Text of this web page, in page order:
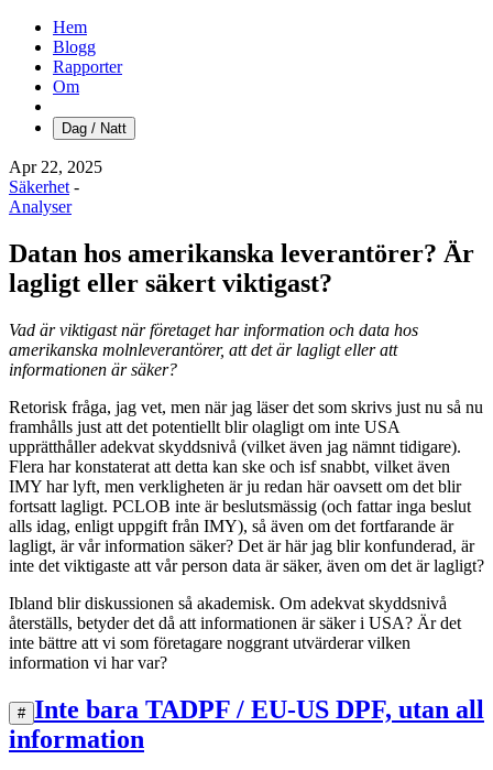
Hem
Blogg
Rapporter
Om
Dag / Natt
Apr 22, 2025
Säkerhet -
Analyser
Datan hos amerikanska leverantörer? Är
lagligt eller säkert viktigast?
Vad är viktigast när företaget har information och data hos
amerikanska molnleverantörer, att det är lagligt eller att
informationen är säker?
Retorisk fråga, jag vet, men när jag läser det som skrivs just nu så nu
framhålls just att det potentiellt blir olagligt om inte USA
upprätthåller adekvat skyddsnivå (vilket även jag nämnt tidigare).
Flera har konstaterat att detta kan ske och isf snabbt, vilket även
IMY har lyft, men verkligheten är ju redan här oavsett om det blir
fortsatt lagligt. PCLOB inte är beslutsmässig (och fattar inga beslut
alls idag, enligt uppgift från IMY), så även om det fortfarande är
lagligt, är vår information säker? Det är här jag blir konfunderad, är
inte det viktigaste att vår person data är säker, även om det är lagligt?
Ibland blir diskussionen så akademisk. Om adekvat skyddsnivå
återställs, betyder det då att informationen är säker i USA? Är det
inte bättre att vi som företagare noggrant utvärderar vilken
information vi har var?
# Inte bara TADPF / EU-US DPF, utan all
information